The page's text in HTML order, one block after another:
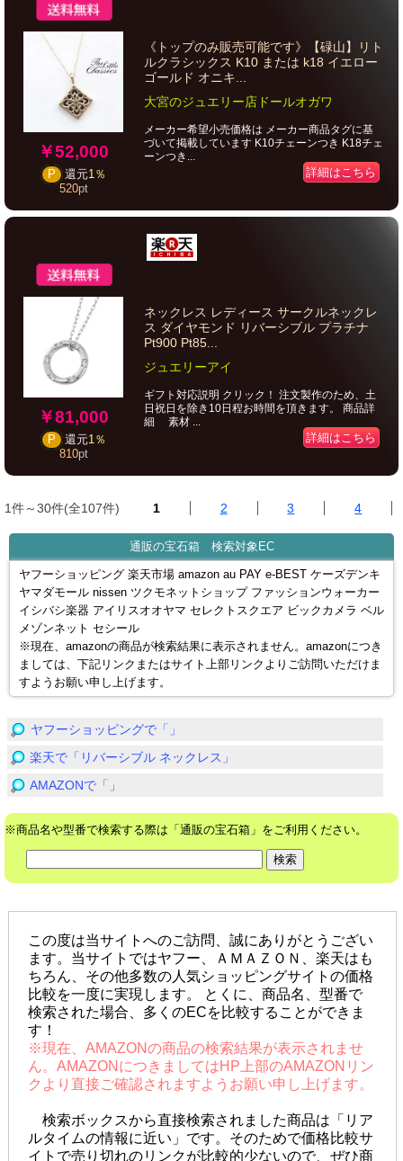
￥52,000
P 還元1％
520pt
《トップのみ販売可能です》【碌山】リト
ルクラシックス K10 または k18 イエロー
ゴールド オニキ...
大宮のジュエリー店ドールオガワ
メーカー希望小売価格は メーカー商品タグに基
づいて掲載しています K10チェーンつき K18チェ
ーンつき...
詳細はこちら
￥81,000
P 還元1％
810pt
ネックレス レディース サークルネックレ
ス ダイヤモンド リバーシブル プラチナ
Pt900 Pt85...
ジュエリーアイ
ギフト対応説明 クリック！ 注文製作のため、土
日祝日を除き10日程お時間を頂きます。 商品詳
細 素材 ...
詳細はこちら
1件～30件(全107件) 1 2 3 4
通販の宝石箱 検索対象EC
ヤフーショッピング 楽天市場 amazon au PAY e-BEST ケーズデンキ
ヤマダモール nissen ツクモネットショップ ファッションウォーカー
イシバシ楽器 アイリスオオヤマ セレクトスクエア ビックカメラ ベル
メゾンネット セシール
※現在、amazonの商品が検索結果に表示されません。amazonにつき
ましては、下記リンクまたはサイト上部リンクよりご訪問いただけま
すようお願い申し上げます。
ヤフーショッピングで「」
楽天で「リバーシブル ネックレス」
AMAZONで「」
※商品名や型番で検索する際は「通販の宝石箱」をご利用ください。
この度は当サイトへのご訪問、誠にありがとうござい
ます。当サイトではヤフー、ＡＭＡＺＯＮ、楽天はも
ちろん、その他多数の人気ショッピングサイトの価格
比較を一度に実現します。 とくに、商品名、型番で
検索された場合、多くのECを比較することができま
す！
※現在、AMAZONの商品の検索結果が表示されませ
ん。AMAZONにつきましてはHP上部のAMAZONリン
クより直接ご確認されますようお願い申し上げます。
検索ボックスから直接検索されました商品は「リア
ルタイムの情報に近い」です。そのためで価格比較サ
イトで売り切れのリンクが比較的少ないので、ぜひ商